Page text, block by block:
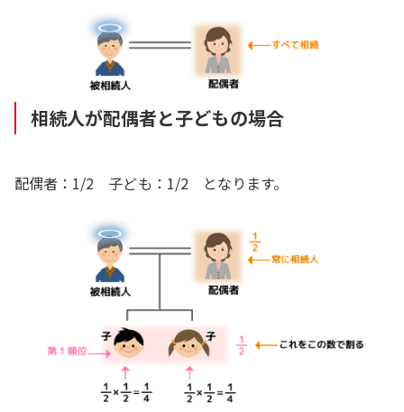
相続人が配偶者と子どもの場合
配偶者：1/2 子ども：1/2 となります。